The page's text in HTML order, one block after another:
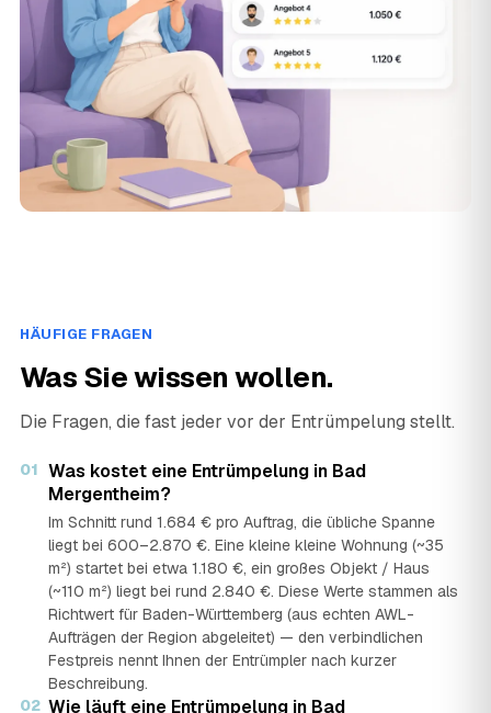
HÄUFIGE FRAGEN
Was Sie wissen wollen.
Die Fragen, die fast jeder vor der Entrümpelung stellt.
01 Was kostet eine Entrümpelung in Bad
Mergentheim?
Im Schnitt rund 1.684 € pro Auftrag, die übliche Spanne
liegt bei 600–2.870 €. Eine kleine kleine Wohnung (~35
m²) startet bei etwa 1.180 €, ein großes Objekt / Haus
(~110 m²) liegt bei rund 2.840 €. Diese Werte stammen als
Richtwert für Baden-Württemberg (aus echten AWL-
Aufträgen der Region abgeleitet) — den verbindlichen
Festpreis nennt Ihnen der Entrümpler nach kurzer
Beschreibung.
02 Wie läuft eine Entrümpelung in Bad